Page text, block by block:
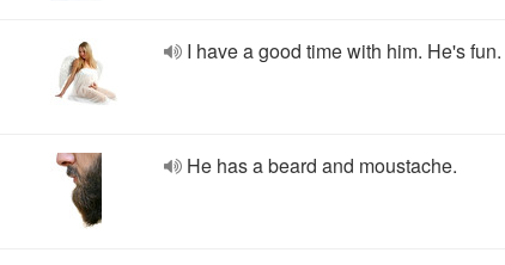
I have a good time with him. He's fun.
He has a beard and moustache.